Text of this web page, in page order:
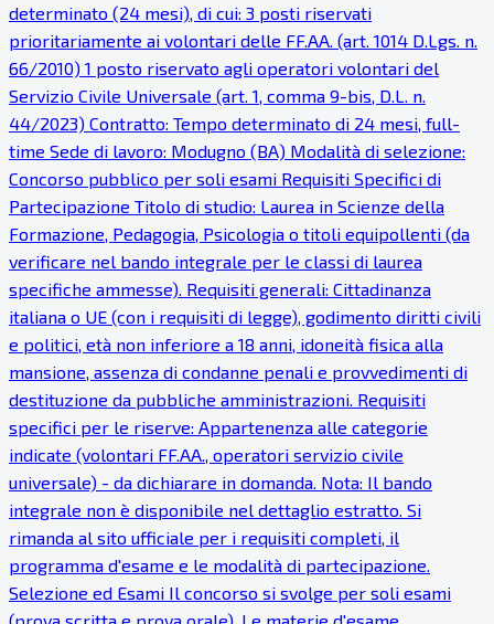
determinato (24 mesi), di cui: 3 posti riservati
prioritariamente ai volontari delle FF.AA. (art. 1014 D.Lgs. n.
66/2010) 1 posto riservato agli operatori volontari del
Servizio Civile Universale (art. 1, comma 9-bis, D.L. n.
44/2023) Contratto: Tempo determinato di 24 mesi, full-
time Sede di lavoro: Modugno (BA) Modalità di selezione:
Concorso pubblico per soli esami Requisiti Specifici di
Partecipazione Titolo di studio: Laurea in Scienze della
Formazione, Pedagogia, Psicologia o titoli equipollenti (da
verificare nel bando integrale per le classi di laurea
specifiche ammesse). Requisiti generali: Cittadinanza
italiana o UE (con i requisiti di legge), godimento diritti civili
e politici, età non inferiore a 18 anni, idoneità fisica alla
mansione, assenza di condanne penali e provvedimenti di
destituzione da pubbliche amministrazioni. Requisiti
specifici per le riserve: Appartenenza alle categorie
indicate (volontari FF.AA., operatori servizio civile
universale) - da dichiarare in domanda. Nota: Il bando
integrale non è disponibile nel dettaglio estratto. Si
rimanda al sito ufficiale per i requisiti completi, il
programma d'esame e le modalità di partecipazione.
Selezione ed Esami Il concorso si svolge per soli esami
(prova scritta e prova orale). Le materie d'esame